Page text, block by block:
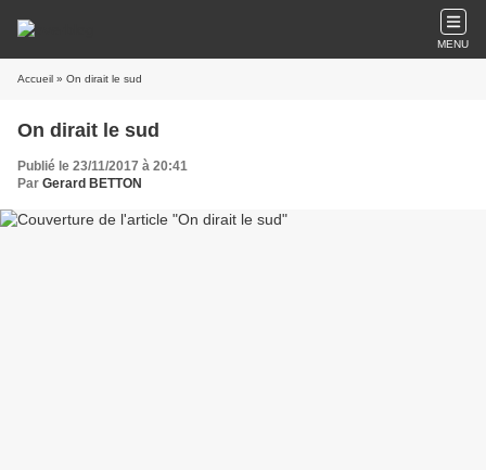
MENU
Accueil » On dirait le sud
On dirait le sud
Publié le 23/11/2017 à 20:41
Par Gerard BETTON